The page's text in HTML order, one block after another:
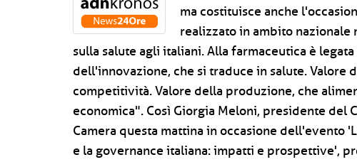
ma costituisce anche
realizzato in ambito
sulla salute agli italiani. Alla farmaceutica è
dell'innovazione, che si traduce in salute. Valore
competitività. Valore della produzione, che
economica". Così Giorgia Meloni, presidente del
Camera questa mattina in occasione dell'evento
e la governance italiana: impatti e prospettive',